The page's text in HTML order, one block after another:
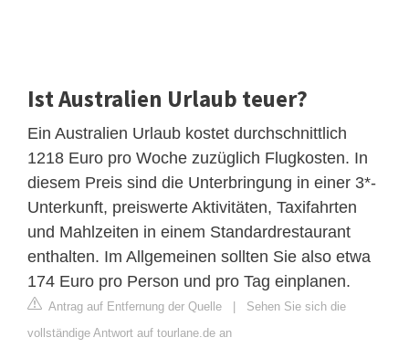
Ist Australien Urlaub teuer?
Ein Australien Urlaub kostet durchschnittlich
1218 Euro pro Woche zuzüglich Flugkosten. In
diesem Preis sind die Unterbringung in einer 3*-
Unterkunft, preiswerte Aktivitäten, Taxifahrten
und Mahlzeiten in einem Standardrestaurant
enthalten. Im Allgemeinen sollten Sie also etwa
174 Euro pro Person und pro Tag einplanen.
Antrag auf Entfernung der Quelle
Sehen Sie sich die
vollständige Antwort auf tourlane.de an